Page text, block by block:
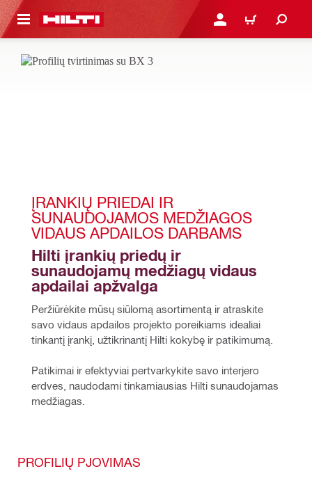
TURINIO PRISIJUNGTI ARBA
PIRKINIŲ
ĮRANKIŲ PRIEDAI IR
SUNAUDOJAMOS MEDŽIAGOS
VIDAUS APDAILOS DARBAMS
Hilti įrankių priedų ir
sunaudojamų medžiagų vidaus
apdailai apžvalga
Peržiūrėkite mūsų siūlomą asortimentą ir atraskite
savo vidaus apdailos projekto poreikiams idealiai
tinkantį įrankį, užtikrinantį Hilti kokybę ir patikimumą.
Patikimai ir efektyviai pertvarkykite savo interjero
erdves, naudodami tinkamiausias Hilti sunaudojamas
medžiagas.
PROFILIŲ PJOVIMAS